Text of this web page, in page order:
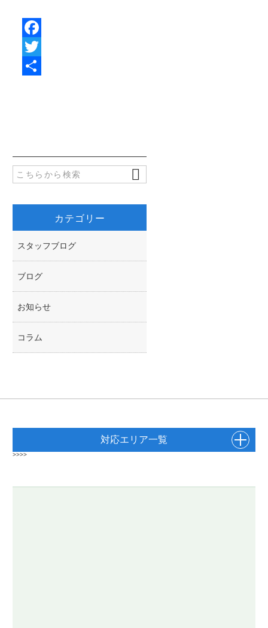
F
カテゴリー
スタッフブログ
ブログ
お知らせ
コラム
対応エリア一覧
>>>>